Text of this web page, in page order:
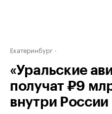
Екатеринбург
«Уральские
получат ₽9
внутри России